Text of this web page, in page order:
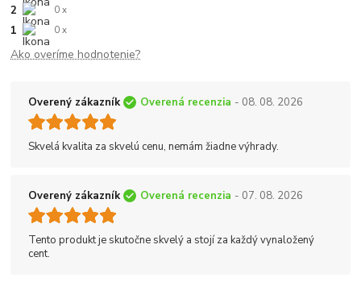
2 0 x
1 0 x
Ako overíme hodnotenie?
Overený zákazník Overená recenzia - 08. 08. 2026
Skvelá kvalita za skvelú cenu, nemám žiadne výhrady.
Overený zákazník Overená recenzia - 07. 08. 2026
Tento produkt je skutočne skvelý a stojí za každý vynaložený
cent.